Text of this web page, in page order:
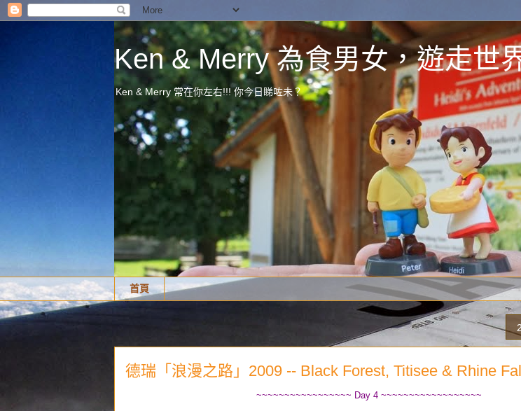
Ken & Merry 為食男女，遊走世
Ken & Merry 常在你左右!!! 你今日睇咗未？
首頁
德瑞「浪漫之路」2009 -- Black Forest, Titisee & Rhine
~~~~~~~~~~~~~~~~~ Day 4 ~~~~~~~~~~~~~~~~~~